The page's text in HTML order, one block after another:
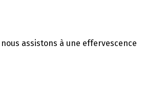
assistons à une effervescence